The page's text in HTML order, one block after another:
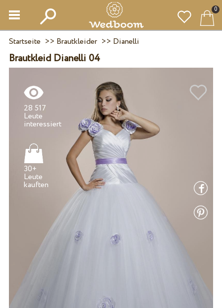
0
Startseite >> Brautkleider>> Dianelli
Brautkleid Dianelli 04
28 517
Leute
30+
Leute